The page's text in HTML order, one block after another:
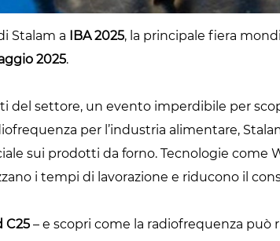
Stalam a IBA 2025, la principale fiera
2025.
del settore, un evento imperdibile per
per l’industria alimentare,
sui prodotti da forno. Tecnologie
i tempi di lavorazione e riducono il
C25 – e scopri come la radiofrequenza può